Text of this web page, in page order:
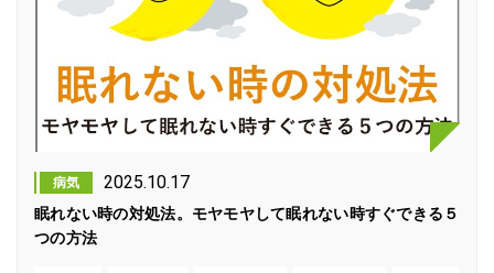
病気 2025.10.17
眠れない時の対処法。モヤモヤして眠れない時すぐできる５
つの方法